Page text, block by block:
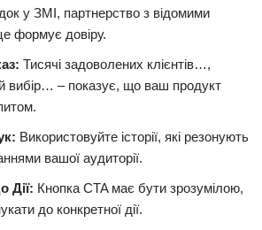
у ЗМІ, партнерство з відомими
формує довіру.
Тисячі задоволених клієнтів…,
вибір… – показує, що ваш продукт
Використовуйте історії, які резонують
вашої аудиторії.
Дії: Кнопка CTA має бути зрозумілою,
до конкретної дії.